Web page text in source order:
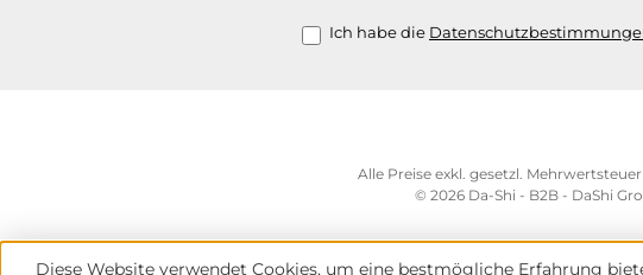
Ich habe die
Alle Preise exkl. gesetzl. Mehrwertsteuer
© 2026 Da-Shi - B2B - DaShi
Diese Website verwendet Cookies, um eine bestmögliche Erfahrung